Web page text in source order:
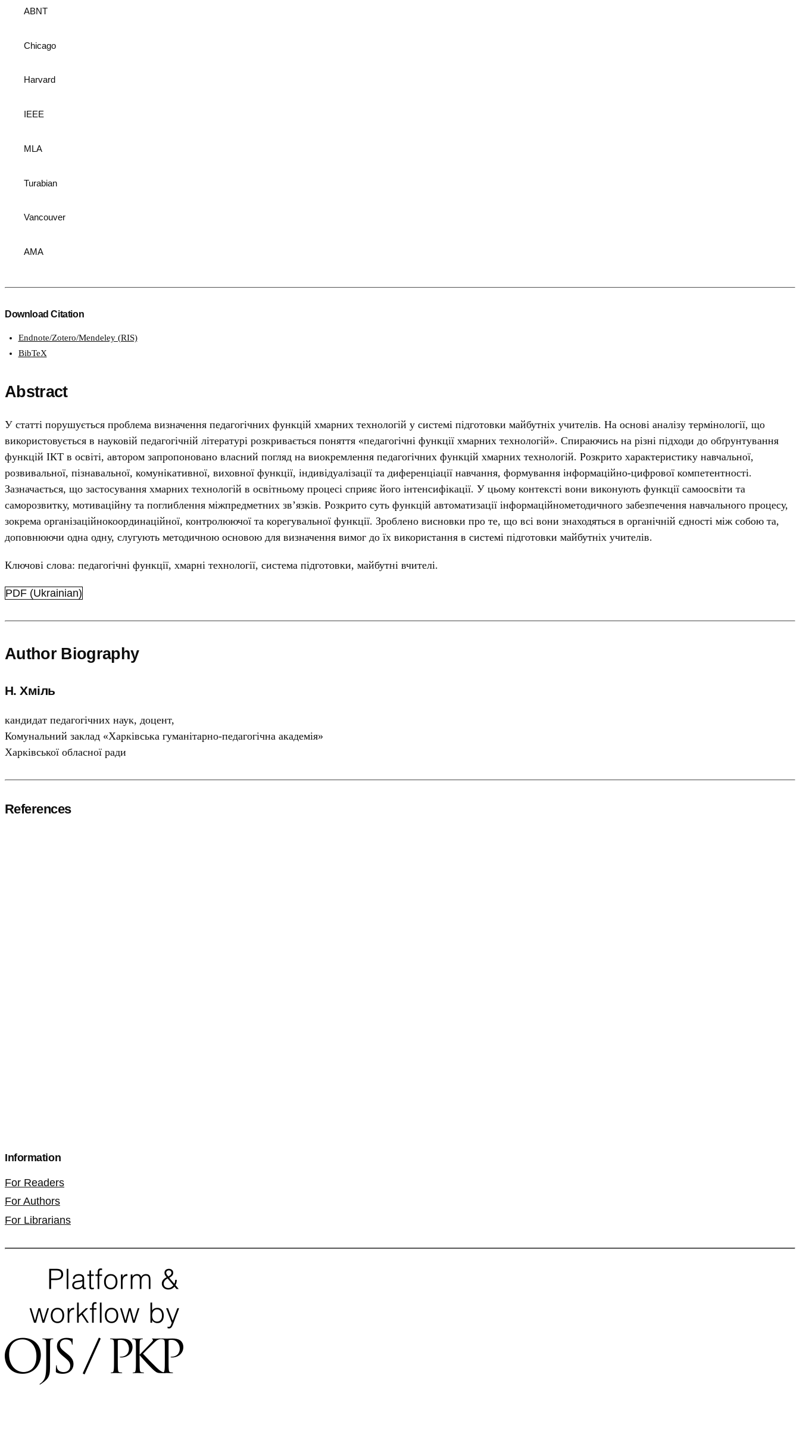
ABNT
Chicago
Harvard
IEEE
MLA
Turabian
Vancouver
AMA
Download Citation
Endnote/Zotero/Mendeley (RIS)
BibTeX
Abstract
У статті порушується проблема визначення педагогічних функцій хмарних технологій у системі підготовки майбутніх учителів. На основі аналізу термінології, що
використовується в науковій педагогічній літературі розкривається поняття «педагогічні функції хмарних технологій». Спираючись на різні підходи до обґрунтування
функцій ІКТ в освіті, автором запропоновано власний погляд на виокремлення педагогічних функцій хмарних технологій. Розкрито характеристику навчальної,
розвивальної, пізнавальної, комунікативної, виховної функції, індивідуалізації та диференціації навчання, формування інформаційно-цифрової компетентності.
Зазначається, що застосування хмарних технологій в освітньому процесі сприяє його інтенсифікації. У цьому контексті вони виконують функції самоосвіти та
саморозвитку, мотиваційну та поглиблення міжпредметних зв’язків. Розкрито суть функцій автоматизації інформаційнометодичного забезпечення навчального процесу,
зокрема організаційнокоординаційної, контролюючої та корегувальної функції. Зроблено висновки про те, що всі вони знаходяться в органічній єдності між собою та,
доповнюючи одна одну, слугують методичною основою для визначення вимог до їх використання в системі підготовки майбутніх учителів.
Ключові слова: педагогічні функції, хмарні технології, система підготовки, майбутні вчителі.
PDF (Ukrainian)
Author Biography
Н. Хміль
кандидат педагогічних наук, доцент,
Комунальний заклад «Харківська гуманітарно-педагогічна академія»
Харківської обласної ради
References
Information
For Readers
For Authors
For Librarians